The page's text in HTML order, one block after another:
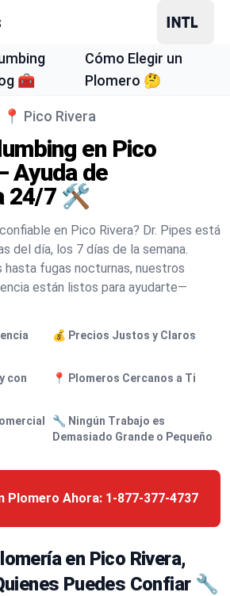
🧰
Cómo Elegir un
Plomero 🤔
📍 Pico Rivera
en Pico
Ayuda de
24/7 🛠️
en Pico Rivera? Dr. Pipes está
del día, los 7 días de la semana.
fugas nocturnas, nuestros
están listos para ayudarte—
💰 Precios Justos y Claros
con
📍 Plomeros Cercanos a Ti
🔧 Ningún Trabajo es
Demasiado Grande o Pequeño
Plomero Ahora: 1-877-377-4737
en Pico Rivera,
Puedes Confiar 🔧